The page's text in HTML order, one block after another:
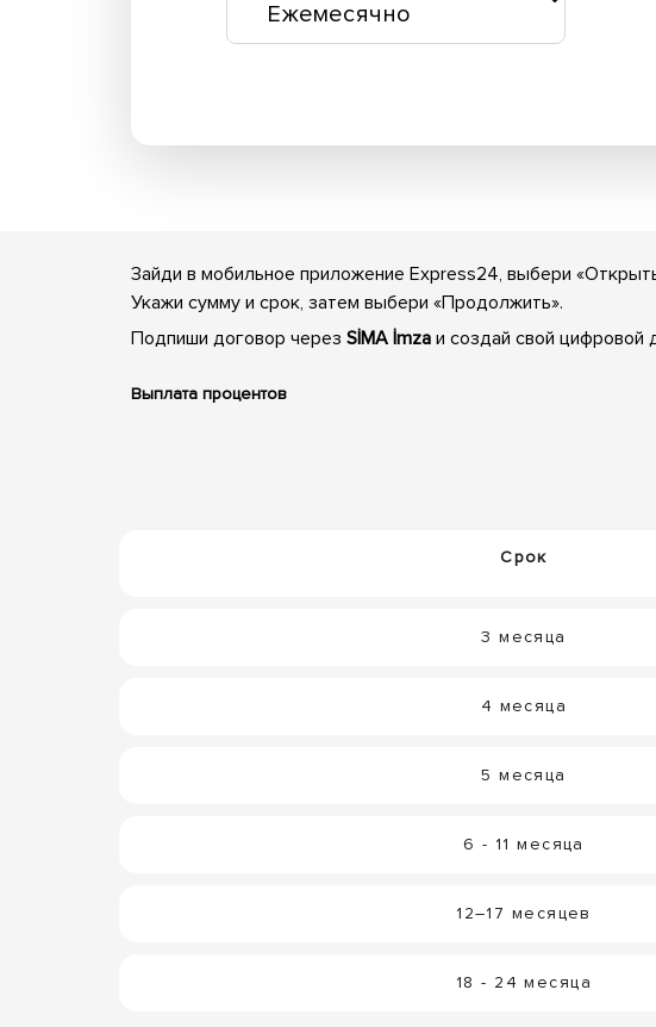
Зайди в мобильное приложение Express24, выбери
Укажи сумму и срок, затем выбери «Продолжить».
Подпиши договор через SİMA İmza и создай свой цифровой
Выплата процентов
Срок
3 месяца
4 месяца
5 месяца
6 - 11 месяца
12–17 месяцев
18 - 24 месяца